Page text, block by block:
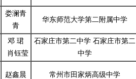
娄澜青
青
华东师范大学第二附属中学
邓 珺
肖钰莹
石家庄市第二中学 石家庄市第二
中学
赵鑫晨 常州市田家炳高级中学